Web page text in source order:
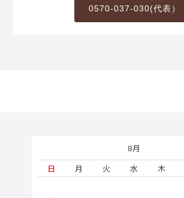
0570-037-030(代表）
8月
日
月 火 水 木